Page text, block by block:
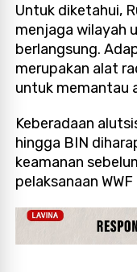
Untuk diketahui,
menjaga wilayah
berlangsung.
merupakan alat
untuk memantau
Keberadaan
hingga BIN
keamanan
pelaksanaan